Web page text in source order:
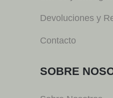
Devoluciones y
Contacto
SOBRE